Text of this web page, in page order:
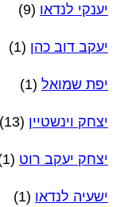
יענקי לנדאו (9)
יעקב דוב כהן (1)
יפת שמואל (1)
יצחק וינשטיין (13)
יצחק יעקב רוט (1)
ישעיה לנדאו (1)